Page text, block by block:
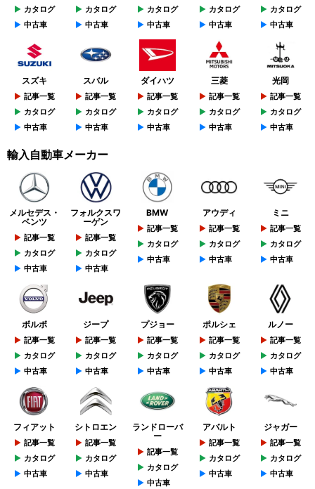
カタログ
中古車
カタログ
中古車
カタログ
中古車
カタログ
中古車
カタログ
中古車
スズキ
記事一覧
カタログ
中古車
スバル
記事一覧
カタログ
中古車
ダイハツ
記事一覧
カタログ
中古車
三菱
記事一覧
カタログ
中古車
光岡
記事一覧
カタログ
中古車
輸入自動車メーカー
メルセデス・
ベンツ
記事一覧
カタログ
中古車
フォルクスワ
ーゲン
記事一覧
カタログ
中古車
BMW
記事一覧
カタログ
中古車
アウディ
記事一覧
カタログ
中古車
ミニ
記事一覧
カタログ
中古車
ボルボ
記事一覧
カタログ
中古車
ジープ
記事一覧
カタログ
中古車
プジョー
記事一覧
カタログ
中古車
ポルシェ
記事一覧
カタログ
中古車
ルノー
記事一覧
カタログ
中古車
フィアット
記事一覧
カタログ
中古車
シトロエン
記事一覧
カタログ
中古車
ランドローバ
ー
記事一覧
カタログ
中古車
アバルト
記事一覧
カタログ
中古車
ジャガー
記事一覧
カタログ
中古車